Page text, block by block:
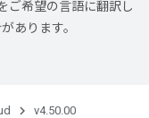
ご希望の言語に翻訳し
あります。
v4.50.00